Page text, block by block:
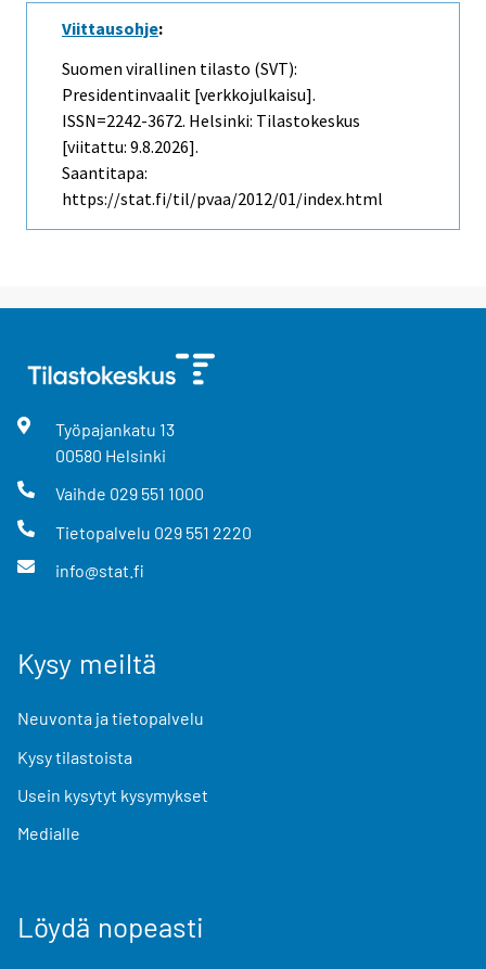
Viittausohje:
Suomen virallinen tilasto (SVT):
Presidentinvaalit [verkkojulkaisu].
ISSN=2242-3672. Helsinki: Tilastokeskus
[viitattu: 9.8.2026].
Saantitapa:
https://stat.fi/til/pvaa/2012/01/index.html
Työpajankatu 13
00580 Helsinki
Vaihde 029 551 1000
Tietopalvelu 029 551 2220
info@stat.fi
Kysy meiltä
Neuvonta ja tietopalvelu
Kysy tilastoista
Usein kysytyt kysymykset
Medialle
Löydä nopeasti